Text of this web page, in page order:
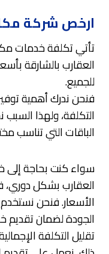
ارخص شركة
تأتي تكلفة خدمات
العقارب بالشارقة
للجميع.
فنحن ندرك أهمية
التكلفة، ولهذا
الباقات التي تناسب
سواء كنت بحاجة إلى
العقارب بشكل
الأسعار. فنحن
الجودة لضمان تقديم
تقليل التكلفة